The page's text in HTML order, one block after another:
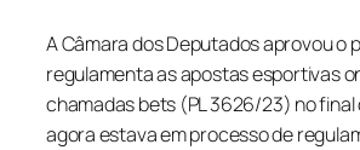
A Câmara dos Deputados aprovou o
regulamenta as apostas esportivas
chamadasbets (PL 3626/23) no
agora estava em processo de